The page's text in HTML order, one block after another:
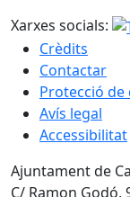
Xarxes socials:
Crèdits
Contactar
Protecció de
Avís legal
Accessibilitat
Ajuntament de
C/ Ramon Godó,